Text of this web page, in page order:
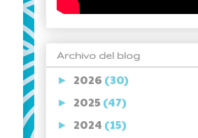
Archivo del blog
► 2026 (30)
► 2025 (47)
► 2024 (15)